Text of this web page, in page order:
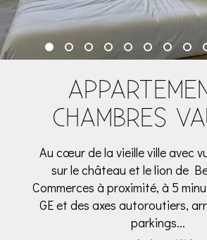
CHAMBRES
Au cœur de la vieille ville avec
sur le château et le lion de
Commerces à proximité, à 5
GE et des axes autoroutiers,
parkings...